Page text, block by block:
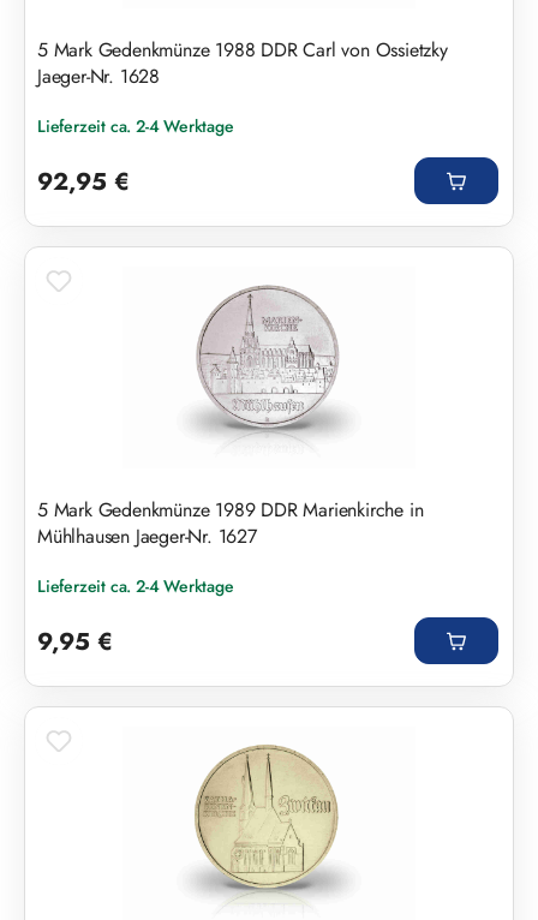
5 Mark Gedenkmünze 1988 DDR Carl von Ossietzky
Jaeger-Nr. 1628
Lieferzeit ca. 2-4 Werktage
92,95 €
5 Mark Gedenkmünze 1989 DDR Marienkirche in
Mühlhausen Jaeger-Nr. 1627
Lieferzeit ca. 2-4 Werktage
9,95 €